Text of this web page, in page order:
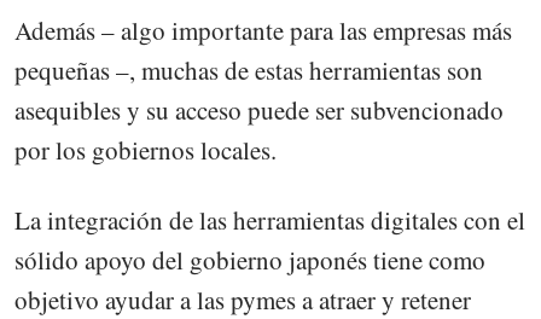
Además – algo importante para las empresas más
pequeñas –, muchas de estas herramientas son
asequibles y su acceso puede ser subvencionado
por los gobiernos locales.
La integración de las herramientas digitales con el
sólido apoyo del gobierno japonés tiene como
objetivo ayudar a las pymes a atraer y retener